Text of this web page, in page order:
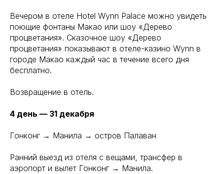
Вечером в отеле Hotel Wynn Palace можно увидеть
поющие фонтаны Макао или шоу «Дерево
процветания». Сказочное шоу «Дерево
процветания» показывают в отеле-казино Wynn в
городе Макао каждый час в течение всего дня
бесплатно.
Возвращение в отель.
4 день — 31 декабря
Гонконг → Манила → остров Палаван
Ранний выезд из отеля с вещами, трансфер в
аэропорт и вылет Гонконг → Манила.